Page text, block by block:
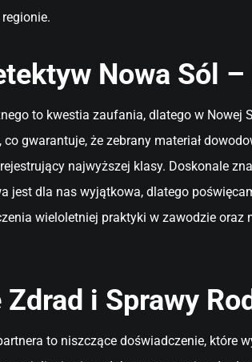
Nowa Sól
to kwestia zaufania, dlatego w
gwarantuje, że zebrany materiał
najwyższej klasy. Doskonale
jest dla nas wyjątkowa, dlatego
wieloletniej praktyki w zawodzie
i Sprawy
to niszczące doświadczenie, które